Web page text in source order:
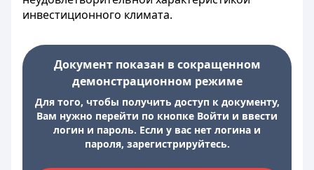
инвестиционного климата.
Документ показан в сокращенном
демонстрационном режиме
Для того, чтобы получить доступ к документу,
Вам нужно перейти по кнопке Войти и ввести
логин и пароль. Если у вас нет логина и
пароля, зарегистрируйтесь.